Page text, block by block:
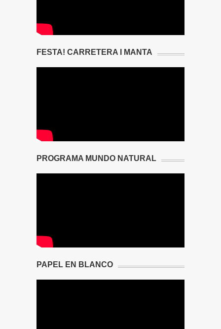
FESTA! CARRETERA I MANTA
PROGRAMA MUNDO NATURAL
PAPEL EN BLANCO